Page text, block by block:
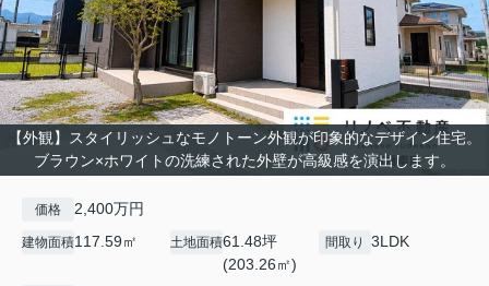
【外観】スタイリッシュなモノトーン外観が印象的なデザイン住宅。
ブラウン×ホワイトの洗練された外壁が高級感を演出します。
価格 2,400万円
建物面積117.59㎡ 土地面積61.48坪
(203.26㎡)
間取り 3LDK